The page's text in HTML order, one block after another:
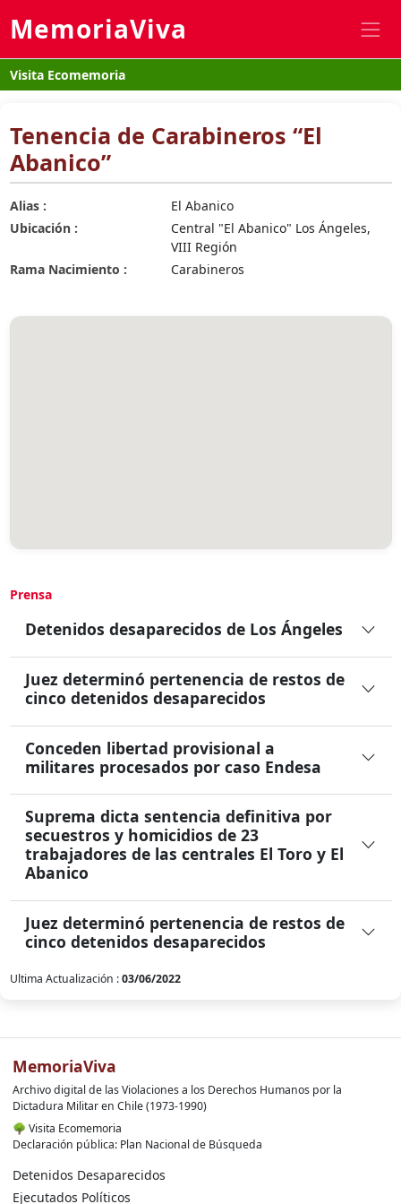
MemoriaViva
Visita Ecomemoria
Tenencia de Carabineros “El
Abanico”
Alias :
El Abanico
Ubicación :
Central "El Abanico" Los Ángeles,
VIII Región
Rama Nacimiento :
Carabineros
Prensa
Detenidos desaparecidos de Los Ángeles
Juez determinó pertenencia de restos de
cinco detenidos desaparecidos
Conceden libertad provisional a
militares procesados por caso Endesa
Suprema dicta sentencia definitiva por
secuestros y homicidios de 23
trabajadores de las centrales El Toro y El
Abanico
Juez determinó pertenencia de restos de
cinco detenidos desaparecidos
Ultima Actualización :03/06/2022
MemoriaViva
Archivo digital de las Violaciones a los Derechos Humanos por la
Dictadura Militar en Chile (1973-1990)
🌳 Visita Ecomemoria
Declaración pública: Plan Nacional de Búsqueda
Detenidos Desaparecidos
Ejecutados Políticos